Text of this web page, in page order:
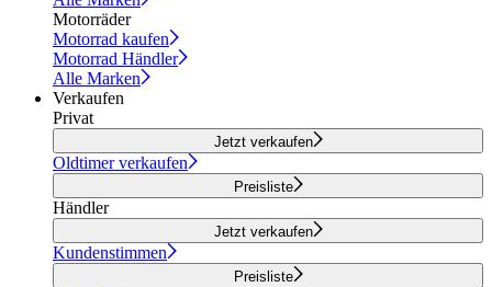
Motorräder
Motorrad kaufen
Motorrad Händler
Alle Marken
Verkaufen
Privat
Jetzt verkaufen
Oldtimer verkaufen
Preisliste
Händler
Jetzt verkaufen
Kundenstimmen
Preisliste